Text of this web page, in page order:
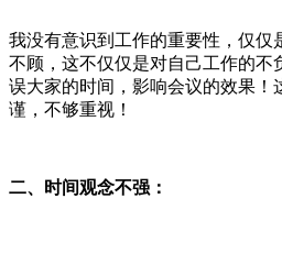
我没有意识到工作的重要性，仅仅
不顾，这不仅仅是对自己工作的不
误大家的时间，影响会议的效果！
谨，不够重视！
二、时间观念不强：